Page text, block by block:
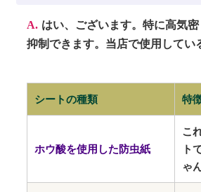
A. はい、ございます。特に高気
抑制できます。当店で使用してい
シートの種類 特
ホウ酸を使用した防虫紙
こ
ト
ゃ